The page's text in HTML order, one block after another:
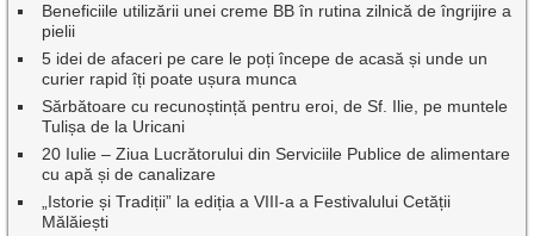
Beneficiile utilizării unei creme BB în rutina zilnică de îngrijire a
pielii
5 idei de afaceri pe care le poți începe de acasă și unde un
curier rapid îți poate ușura munca
Sărbătoare cu recunoștință pentru eroi, de Sf. Ilie, pe muntele
Tulișa de la Uricani
20 Iulie – Ziua Lucrătorului din Serviciile Publice de alimentare
cu apă și de canalizare
„Istorie și Tradiții” la ediția a VIII-a a Festivalului Cetății
Mălăiești